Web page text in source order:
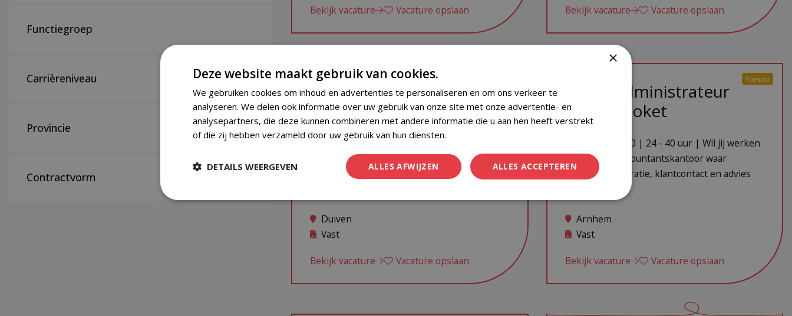
Functiegroep
Carrièreniveau
Provincie
Contractvorm
Bekijk vacature Vacature opslaan Bekijk vacature Vacature opslaan
Aangiftemedewerker
€ 3.200 - € 4.500 | 32 - 40 uur | Wil jij werken
aan uiteenlopende fiscale vraagstukken
binnen een professionele organisatie met
veel ontwikkelmogelij...
Duiven
Vast
Bekijk vacature Vacature opslaan
Salarisadministrateur
Nmbrs/Loket
Nieuw
€ 3.500 - € 5.000 | 24 - 40 uur | Wil jij werken
binnen een accountantskantoor waar
salarisadministratie, klantcontact en advies
Arnhem
Vast
Bekijk vacature Vacature opslaan
×
Deze website maakt gebruik van cookies.
We gebruiken cookies om inhoud en advertenties te personaliseren en om ons verkeer te
analyseren. We delen ook informatie over uw gebruik van onze site met onze advertentie- en
analysepartners, die deze kunnen combineren met andere informatie die u aan hen heeft verstrekt
of die zij hebben verzameld door uw gebruik van hun diensten.
ALLES ACCEPTEREN
ALLES AFWIJZEN
DETAILS WEERGEVEN